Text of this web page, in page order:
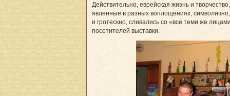
Действительно, еврейская жизнь и творчество,
явленные в разных воплощениях,
и гротескно, сливались со «все теми же
посетителей выставки.